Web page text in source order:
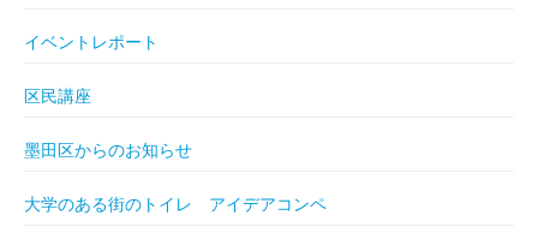
イベントレポート
区民講座
墨田区からのお知らせ
大学のある街のトイレ アイデアコンペ